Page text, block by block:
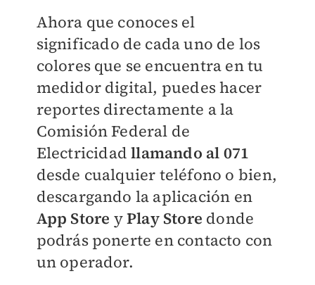
Ahora que conoces el
significado de cada uno de los
colores que se encuentra en tu
medidor digital, puedes hacer
reportes directamente a la
Comisión Federal de
Electricidadllamando al 071
desde cualquier teléfono o bien,
descargando la aplicación en
App Store yPlay Store donde
podrás ponerte en contacto con
un operador.